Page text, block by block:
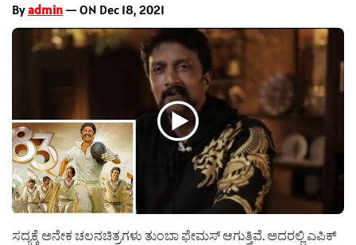
Byadmin — ON Dec 18, 2021
ಸದ್ಯಕ್ಕೆ ಅನೇಕ ಚಲನಚಿತ್ರಗಳು ತುಂಬಾ ಫೇಮಸ್ ಆಗುತ್ತಿವೆ. ಅದರಲ್ಲಿ ಎಪಿಕ್